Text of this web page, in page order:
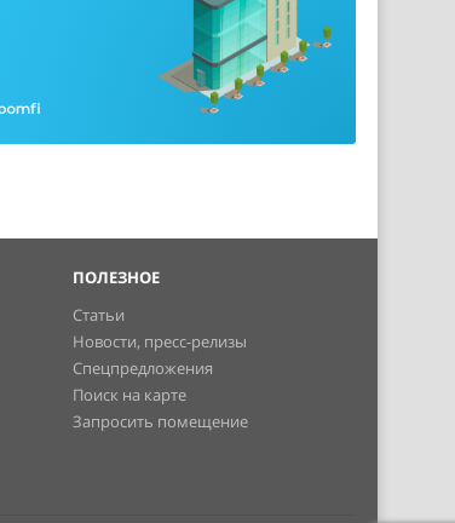
ПОЛЕЗНОЕ
Статьи
Новости, пресс-релизы
Спецпредложения
Поиск на карте
Запросить помещение